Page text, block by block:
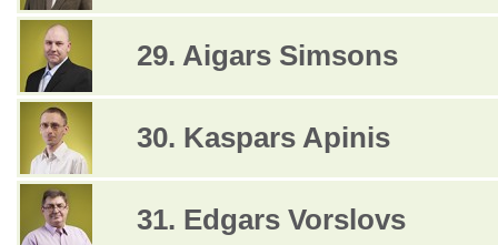
29. Aigars Simsons
30. Kaspars Apinis
31. Edgars Vorslovs